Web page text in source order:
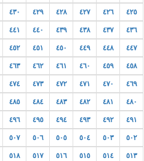
٤٢٥ ٤٢٦ ٤٢٧ ٤٢٨ ٤٢٩ ٤٣٠
٤٣٦ ٤٣٧ ٤٣٨ ٤٣٩ ٤٤٠ ٤٤١
٤٤٧ ٤٤٨ ٤٤٩ ٤٥٠ ٤٥١ ٤٥٢
٤٥٨ ٤٥٩ ٤٦٠ ٤٦١ ٤٦٢ ٤٦٣
٤٦٩ ٤٧٠ ٤٧١ ٤٧٢ ٤٧٣ ٤٧٤
٤٨٠ ٤٨١ ٤٨٢ ٤٨٣ ٤٨٤ ٤٨٥
٤٩١ ٤٩٢ ٤٩٣ ٤٩٤ ٤٩٥ ٤٩٦
٥٠٢ ٥٠٣ ٥٠٤ ٥٠٥ ٥٠٦ ٥٠٧
٥١٣ ٥١٤ ٥١٥ ٥١٦ ٥١٧ ٥١٨